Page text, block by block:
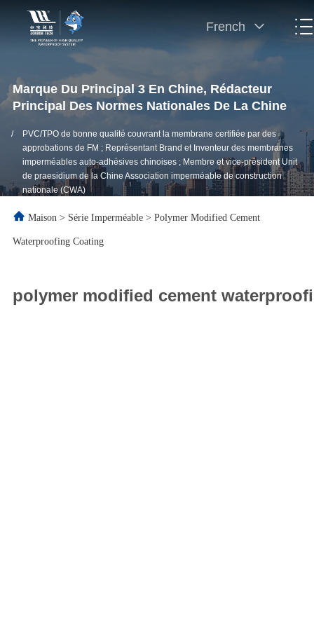
French
Marque Du Principal 3 En Chine, Rédacteur
Principal Des Normes Nationales De La Chine
/
PVC/TPO de bonne qualité couvrant la membrane certifiée par des
approbations de FM ; Représentant Brand et Inventeur des membranes
imperméables auto-adhésives chinoises ; Membre et vice-président Unit
de praesidium de la Chine Association imperméable de construction
nationale (CWA)
Maison > Série Imperméable > Polymer Modified Cement
Waterproofing Coating
polymer modified cement